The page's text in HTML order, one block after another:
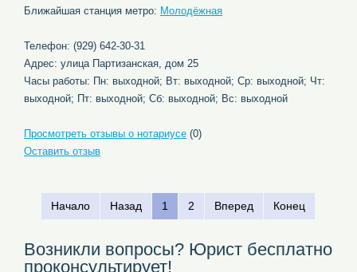
Ближайшая станция метро: Молодёжная
Телефон: (929) 642-30-31
Адрес: улица Партизанская, дом 25
Часы работы: Пн: выходной; Вт: выходной; Ср: выходной; Чт:
выходной; Пт: выходной; Сб: выходной; Вс: выходной
Просмотреть отзывы о нотариусе (0)
Оставить отзыв
Начало Назад 1 2 Вперед Конец
Возникли вопросы? Юрист бесплатно
проконсультирует!